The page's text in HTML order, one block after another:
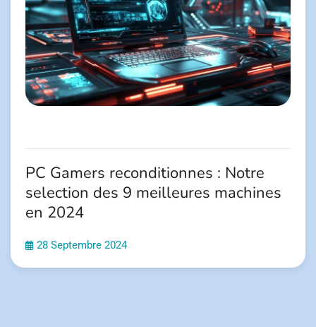
PC Gamers reconditionnes : Notre
selection des 9 meilleures machines
en 2024
28 Septembre 2024